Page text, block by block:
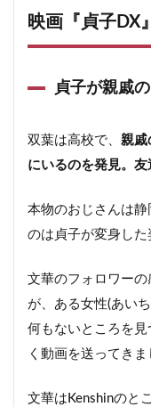
映画『貞子DX
貞子が親戚
双葉は高校で、 親戚
にいるのを発見。
本物のおじさんは
のは貞子が変身した
文華のフォロワー
が、ある女性(あい
何もないところを
く動画を送ってきま
文華はKenshinのと